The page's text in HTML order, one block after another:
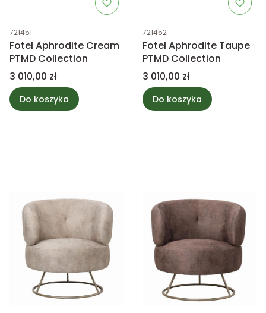
Kod produktu
721451
Fotel Aphrodite Cream
PTMD Collection
Cena
3 010,00 zł
Do koszyka
Kod produktu
721452
Fotel Aphrodite Taupe
PTMD Collection
Cena
3 010,00 zł
Do koszyka